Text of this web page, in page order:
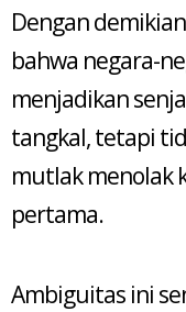
Dengan
bahwa negara-
menjadikan
tangkal, tetapi
mutlak menolak
pertama.
Ambiguitas ini